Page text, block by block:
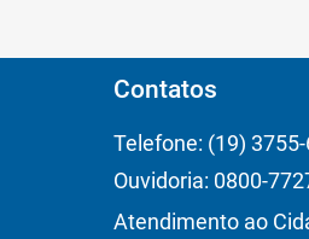
Contatos
Telefone: (19)
Ouvidoria: 0800-
Atendimento ao